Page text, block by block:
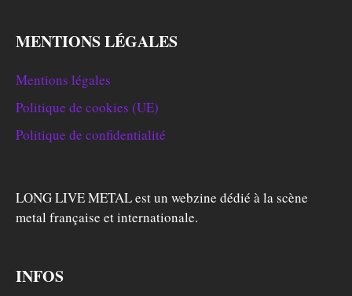
MENTIONS LÉGALES
Mentions légales
Politique de cookies (UE)
Politique de confidentialité
LONG LIVE METAL est un webzine dédié à la scène
metal française et internationale.
INFOS